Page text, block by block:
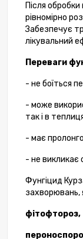
Після
рівномірно
Забезпечує
лікувальний
Переваги
- не боїться
- може
так і в
- має
- не викликає
Фунгіцид
захворювань,
фітофтороз,